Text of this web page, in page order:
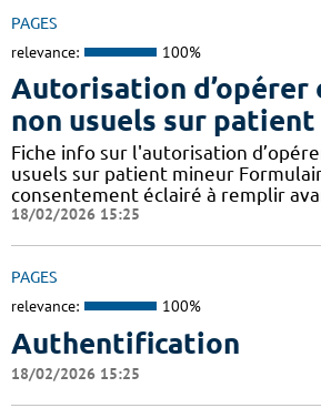
PAGES
relevance: 100%
Autorisation d’opérer
non usuels sur
Fiche info sur l'autorisation
usuels sur patient mineur
consentement éclairé à remplir
18/02/2026 15:25
PAGES
relevance: 100%
Authentification
18/02/2026 15:25